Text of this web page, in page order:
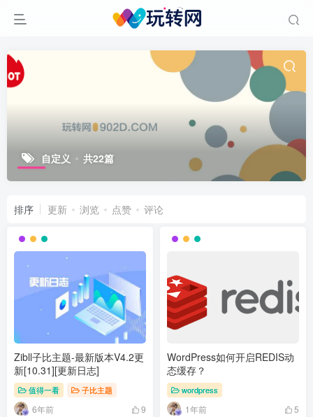
自定义 共22篇
排序 更新 浏览 点赞 评论
Zibll子比主题-最新版本V4.2更
新[10.31][更新日志]
值得一看 子比主题
6年前 9
WordPress如何开启REDIS动
态缓存？
wordpress
1年前 5